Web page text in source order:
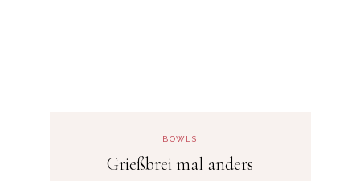
BOWLS
Grießbrei mal anders